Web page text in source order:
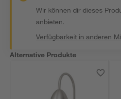
Wir können dir dieses
anbieten.
Verfügbarkeit in anderen
Alternative Produkte